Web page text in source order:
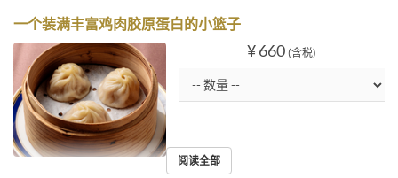
一个装满丰富鸡肉胶原蛋白的小篮子
¥ 660 (含税)
阅读全部